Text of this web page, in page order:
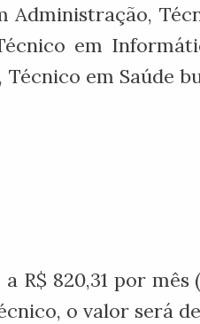
em
em Saúde
820,31 por mês
o valor será